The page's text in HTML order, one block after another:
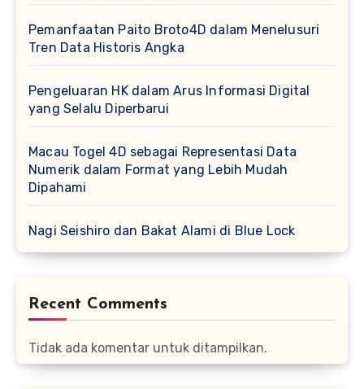
Pemanfaatan Paito Broto4D dalam Menelusuri
Tren Data Historis Angka
Pengeluaran HK dalam Arus Informasi Digital
yang Selalu Diperbarui
Macau Togel 4D sebagai Representasi Data
Numerik dalam Format yang Lebih Mudah
Dipahami
Nagi Seishiro dan Bakat Alami di Blue Lock
Recent Comments
Tidak ada komentar untuk ditampilkan.